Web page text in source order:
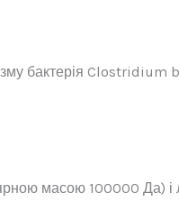
бактерія Clostridium
масою 100000 Да)